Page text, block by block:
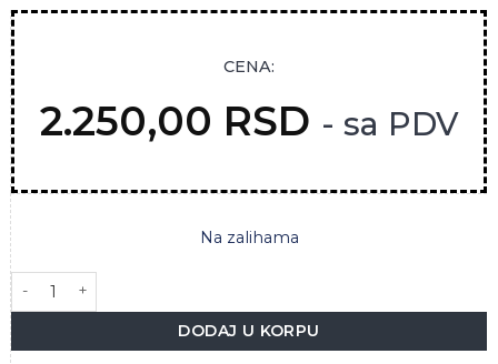
CENA:
2.250,00 RSD - sa PDV
Na zalihama
TROGLAV VIŠNJA 0.7L količina
DODAJ U KORPU